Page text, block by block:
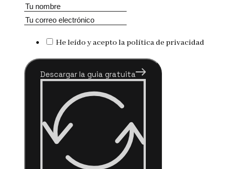
He leído y acepto la política de privacidad
Descargar la guia gratuita